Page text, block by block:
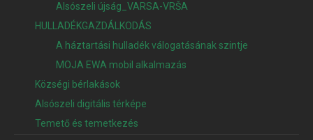
Alsószeli újság_VARSA-VRŠA
HULLADÉKGAZDÁLKODÁS
A háztartási hulladék válogatásának szintje
MOJA EWA mobil alkalmazás
Községi bérlakások
Alsószeli digitális térképe
Temető és temetkezés